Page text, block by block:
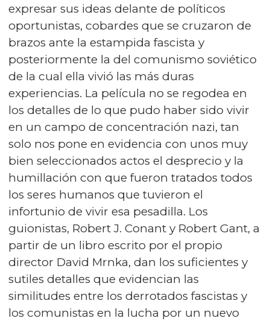
expresar sus ideas delante de políticos
oportunistas, cobardes que se cruzaron de
brazos ante la estampida fascista y
posteriormente la del comunismo soviético
de la cual ella vivió las más duras
experiencias. La película no se regodea en
los detalles de lo que pudo haber sido vivir
en un campo de concentración nazi, tan
solo nos pone en evidencia con unos muy
bien seleccionados actos el desprecio y la
humillación con que fueron tratados todos
los seres humanos que tuvieron el
infortunio de vivir esa pesadilla. Los
guionistas, Robert J. Conant y Robert Gant, a
partir de un libro escrito por el propio
director David Mrnka, dan los suficientes y
sutiles detalles que evidencian las
similitudes entre los derrotados fascistas y
los comunistas en la lucha por un nuevo